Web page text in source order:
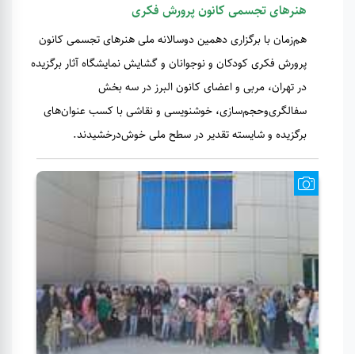
هنرهای تجسمی کانون پرورش فکری
هم‌زمان با برگزاری دهمین دوسالانه ملی هنرهای تجسمی کانون
پرورش فکری کودکان و نوجوانان و گشایش نمایشگاه آثار برگزیده
در تهران، مربی و اعضای کانون البرز در سه بخش
سفالگری‌وحجم‌سازی، خوشنویسی و نقاشی با کسب عنوان‌های
برگزیده و شایسته تقدیر در سطح ملی خوش‌درخشیدند.